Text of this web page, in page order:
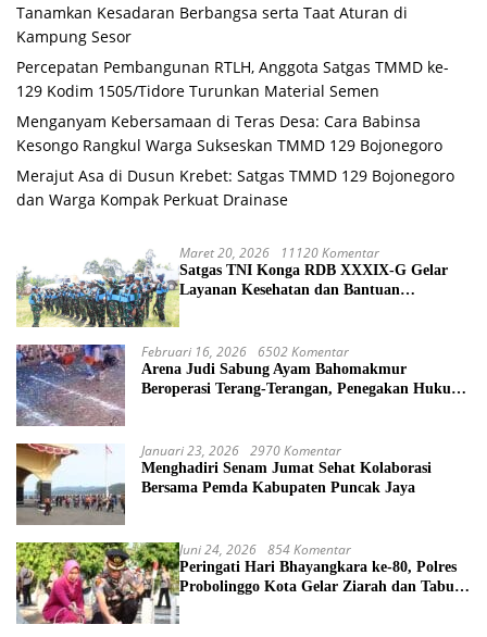
Tanamkan Kesadaran Berbangsa serta Taat Aturan di
Kampung Sesor
Percepatan Pembangunan RTLH, Anggota Satgas TMMD ke-
129 Kodim 1505/Tidore Turunkan Material Semen
Menganyam Kebersamaan di Teras Desa: Cara Babinsa
Kesongo Rangkul Warga Sukseskan TMMD 129 Bojonegoro
Merajut Asa di Dusun Krebet: Satgas TMMD 129 Bojonegoro
dan Warga Kompak Perkuat Drainase
Maret 20, 2026 11120 Komentar
Satgas TNI Konga RDB XXXIX-G Gelar
Layanan Kesehatan dan Bantuan
Februari 16, 2026 6502 Komentar
Arena Judi Sabung Ayam Bahomakmur
Beroperasi Terang-Terangan, Penegakan Hukum
Januari 23, 2026 2970 Komentar
Menghadiri Senam Jumat Sehat Kolaborasi
Bersama Pemda Kabupaten Puncak Jaya
Juni 24, 2026 854 Komentar
Peringati Hari Bhayangkara ke-80, Polres
Probolinggo Kota Gelar Ziarah dan Tabur